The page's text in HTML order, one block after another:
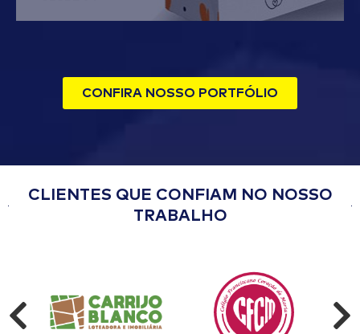
CONFIRA NOSSO PORTFÓLIO
CLIENTES QUE CONFIAM NO NOSSO
TRABALHO